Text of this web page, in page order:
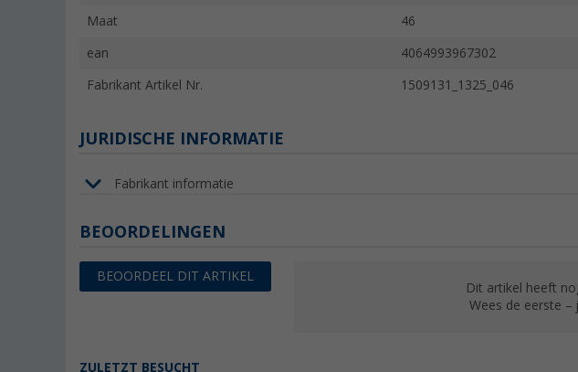
Maat 46
ean 4064993967302
Fabrikant Artikel Nr. 1509131_1325_046
JURIDISCHE INFORMATIE
Fabrikant informatie
BEOORDELINGEN
BEOORDEEL DIT ARTIKEL
Dit artikel heeft
Wees de eerste
ZULETZT BESUCHT